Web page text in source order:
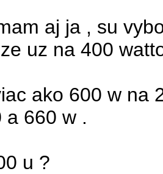
aj ja , su
uz na 400
ako 600 w na
a 660 w .
u ?